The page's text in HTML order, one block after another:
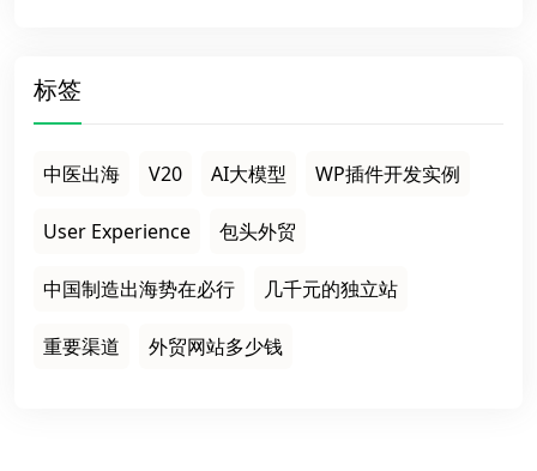
标签
中医出海 V20 AI大模型 WP插件开发实例
User Experience 包头外贸
中国制造出海势在必行 几千元的独立站
重要渠道 外贸网站多少钱